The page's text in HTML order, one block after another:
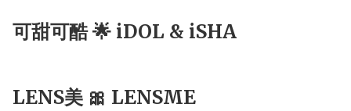
可甜可酷 🌟 iDOL & iSHA
LENS美 🎀 LENSME